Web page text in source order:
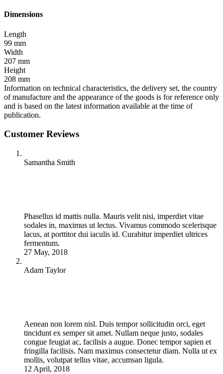
Dimensions
Length
99 mm
Width
207 mm
Height
208 mm
Information on technical characteristics, the delivery set, the country
of manufacture and the appearance of the goods is for reference only
and is based on the latest information available at the time of
publication.
Customer Reviews
Samantha Smith
Phasellus id mattis nulla. Mauris velit nisi, imperdiet vitae
sodales in, maximus ut lectus. Vivamus commodo scelerisque
lacus, at porttitor dui iaculis id. Curabitur imperdiet ultrices
fermentum.
27 May, 2018
Adam Taylor
Aenean non lorem nisl. Duis tempor sollicitudin orci, eget
tincidunt ex semper sit amet. Nullam neque justo, sodales
congue feugiat ac, facilisis a augue. Donec tempor sapien et
fringilla facilisis. Nam maximus consectetur diam. Nulla ut ex
mollis, volutpat tellus vitae, accumsan ligula.
12 April, 2018